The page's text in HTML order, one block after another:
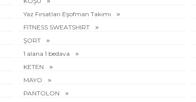
Yaz Fırsatları Eşofman Takımı
FITNESS SWEATSHIRT
ŞORT
1 alana 1 bedava
KETEN
MAYO
PANTOLON